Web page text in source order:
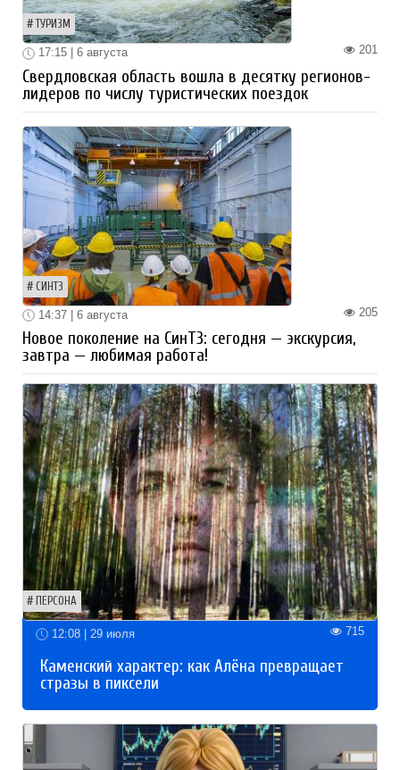
ТУРИЗМ
201
17:15 | 6 августа
Свердловская область вошла в десятку регионов-
лидеров по числу туристических поездок
СИНТЗ
205
14:37 | 6 августа
Новое поколение на СинТЗ: сегодня — экскурсия,
завтра — любимая работа!
ПЕРСОНА
12:08 | 29 июля 715
Каменский характер: как Алёна превращает
стразы в пиксели